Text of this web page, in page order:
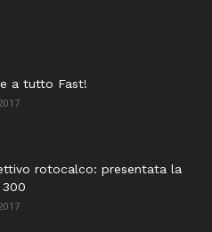
a tutto Fast!
rotocalco: presentata la
300